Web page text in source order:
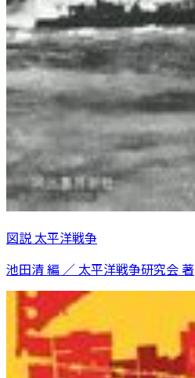
図説 太平洋戦争
池田清 編 ／ 太平洋戦争研究会 著